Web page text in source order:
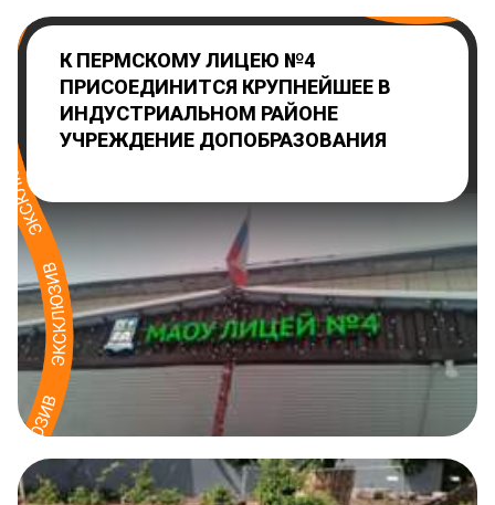
К ПЕРМСКОМУ ЛИЦЕЮ №4
ПРИСОЕДИНИТСЯ КРУПНЕЙШЕЕ В
ИНДУСТРИАЛЬНОМ РАЙОНЕ
УЧРЕЖДЕНИЕ ДОПОБРАЗОВАНИЯ